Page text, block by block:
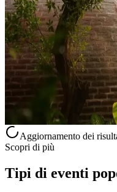
Temazcal Útero
Il temazcal è un antico rito
legato a guarigione,
una struttura a cupola,
Su richiesta
Teotepeque, El Salvador
Aggiornamento dei
Scopri di più
Tipi di eventi